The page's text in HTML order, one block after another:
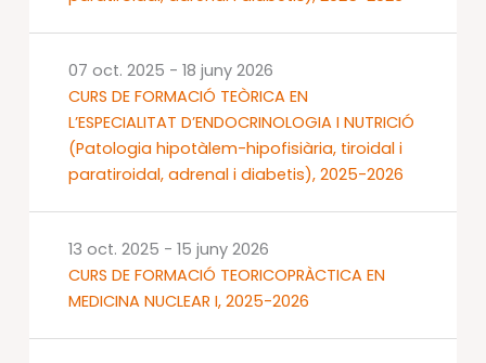
CURS DE FORMACIÓ TEÒRICA EN
L’ESPECIALITAT D’ENDOCRINOLOGIA I NUTRICIÓ
(Patologia hipotàlem-hipofisiària, tiroidal i
paratiroidal, adrenal i diabetis), 2025-2026
07 oct. 2025 - 18 juny 2026
CURS DE FORMACIÓ TEORICOPRÀCTICA EN
MEDICINA NUCLEAR I, 2025-2026
13 oct. 2025 - 15 juny 2026